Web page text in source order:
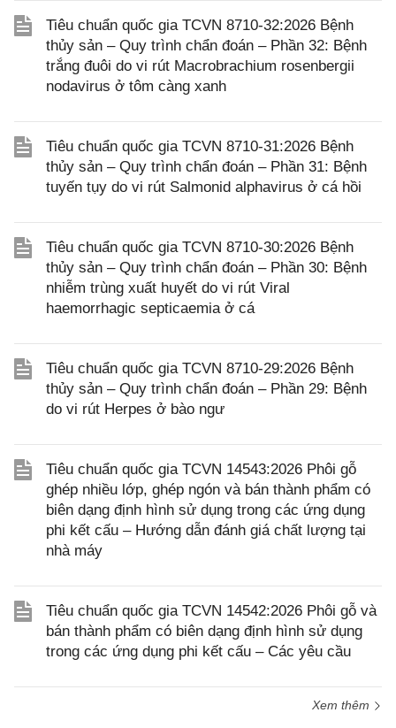
Tiêu chuẩn quốc gia TCVN 8710-32:2026 Bệnh
thủy sản – Quy trình chẩn đoán – Phần 32: Bệnh
trắng đuôi do vi rút Macrobrachium rosenbergii
nodavirus ở tôm càng xanh
Tiêu chuẩn quốc gia TCVN 8710-31:2026 Bệnh
thủy sản – Quy trình chẩn đoán – Phần 31: Bệnh
tuyến tụy do vi rút Salmonid alphavirus ở cá hồi
Tiêu chuẩn quốc gia TCVN 8710-30:2026 Bệnh
thủy sản – Quy trình chẩn đoán – Phần 30: Bệnh
nhiễm trùng xuất huyết do vi rút Viral
haemorrhagic septicaemia ở cá
Tiêu chuẩn quốc gia TCVN 8710-29:2026 Bệnh
thủy sản – Quy trình chẩn đoán – Phần 29: Bệnh
do vi rút Herpes ở bào ngư
Tiêu chuẩn quốc gia TCVN 14543:2026 Phôi gỗ
ghép nhiều lớp, ghép ngón và bán thành phẩm có
biên dạng định hình sử dụng trong các ứng dụng
phi kết cấu – Hướng dẫn đánh giá chất lượng tại
nhà máy
Tiêu chuẩn quốc gia TCVN 14542:2026 Phôi gỗ và
bán thành phẩm có biên dạng định hình sử dụng
trong các ứng dụng phi kết cấu – Các yêu cầu
Xem thêm